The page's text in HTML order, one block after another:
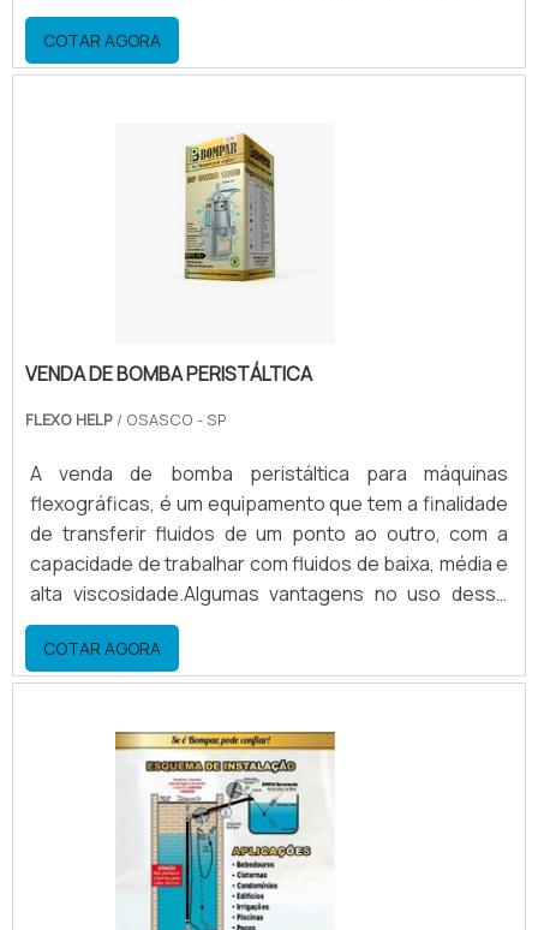
praticamente universal em todas as gamas de baixa
pressão. O produto funciona a partir da potência de
dosagem ajustável das bombas, feitas através do
utilizado para aplicações industriais das mais
diversas.Bombas dosadora.
COTAR AGORA
VENDA DE BOMBA PERISTÁLTICA
FLEXO HELP / OSASCO - SP
A venda de bomba peristáltica para máquinas
flexográficas, é um equipamento que tem a finalidade
de transferir fluidos de um ponto ao outro, com a
capacidade de trabalhar com fluidos de baixa, média e
alta viscosidade.Algumas vantagens no uso desse
equipamento Economia de energia; Economia de
solventes; Economia de tintas; Agilidade na limpeza e
preparação. Conhecendo mais sobre a venda de
grande economia, para tintas a base de solvente,
economiza e.
COTAR AGORA